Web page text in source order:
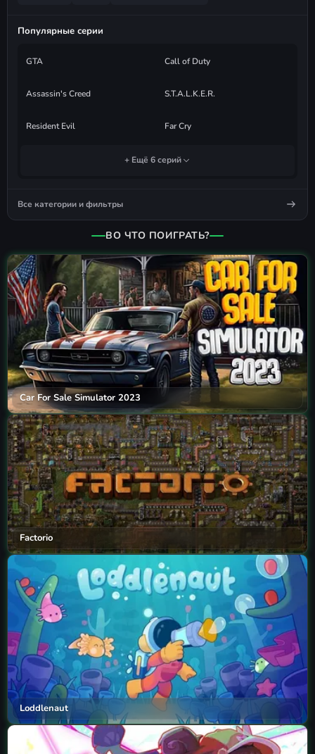
Популярные серии
GTA Call of Duty
Assassin's Creed S.T.A.L.K.E.R.
Resident Evil Far Cry
+ Ещё 6 серий
Все категории и фильтры
ВО ЧТО ПОИГРАТЬ?
Car For Sale Simulator 2023
Factorio
Loddlenaut